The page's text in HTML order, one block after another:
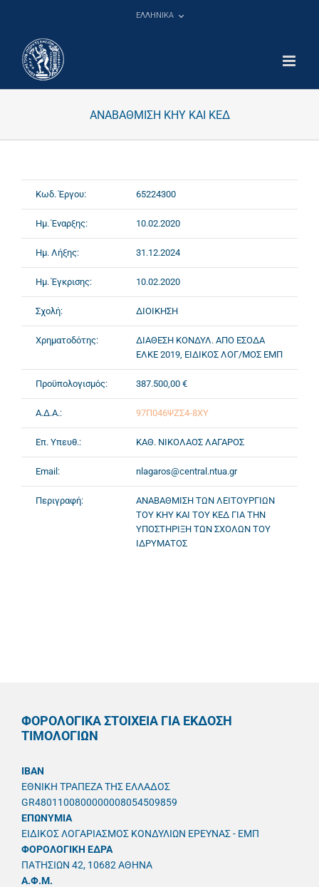
ΕΛΛΗΝΙΚΑ
ΑΝΑΒΑΘΜΙΣΗ ΚΗΥ ΚΑΙ ΚΕΔ
Κωδ. Έργου: 65224300
Ημ. Έναρξης: 10.02.2020
Ημ. Λήξης: 31.12.2024
Ημ. Έγκρισης: 10.02.2020
Σχολή: ΔΙΟΙΚΗΣΗ
Χρηματοδότης:
ΔΙΑΘΕΣΗ ΚΟΝΔΥΛ. ΑΠΟ ΕΣΟΔΑ
ΕΛΚΕ 2019, ΕΙΔΙΚΟΣ ΛΟΓ/ΜΟΣ ΕΜΠ
Προϋπολογισμός: 387.500,00 €
Α.Δ.Α.: 97Π046ΨΖΣ4-8ΧΥ
Επ. Υπευθ.: ΚΑΘ. ΝΙΚΟΛΑΟΣ ΛΑΓΑΡΟΣ
Email: nlagaros@central.ntua.gr
Περιγραφή:
ΑΝΑΒΑΘΜΙΣΗ ΤΩΝ ΛΕΙΤΟΥΡΓΙΩΝ
ΤΟΥ ΚΗΥ ΚΑΙ ΤΟΥ ΚΕΔ ΓΙΑ ΤΗΝ
ΥΠΟΣΤΗΡΙΞΗ ΤΩΝ ΣΧΟΛΩΝ ΤΟΥ
ΙΔΡΥΜΑΤΟΣ
ΦΟΡΟΛΟΓΙΚΑ ΣΤΟΙΧΕΙΑ ΓΙΑ ΕΚΔΟΣΗ
ΤΙΜΟΛΟΓΙΩΝ
IBAN
ΕΘΝΙΚΗ ΤΡΑΠΕΖΑ ΤΗΣ ΕΛΛΑΔΟΣ
GR4801100800000008054509859
ΕΠΩΝΥΜΙΑ
ΕΙΔΙΚΟΣ ΛΟΓΑΡΙΑΣΜΟΣ ΚΟΝΔΥΛΙΩΝ ΕΡΕΥΝΑΣ - ΕΜΠ
ΦΟΡΟΛΟΓΙΚΗ ΕΔΡΑ
ΠΑΤΗΣΙΩΝ 42, 10682 ΑΘΗΝΑ
A.Φ.Μ.